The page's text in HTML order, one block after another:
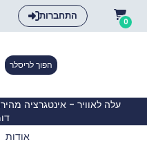
התחברות 0
הפוך לריסלר
אודות